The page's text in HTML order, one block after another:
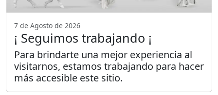
7 de Agosto de 2026
¡ Seguimos trabajando ¡
Para brindarte una mejor experiencia al
visitarnos, estamos trabajando para hacer
más accesible este sitio.